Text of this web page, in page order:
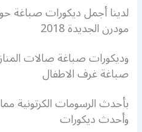
لدينا أجمل ديكورات صباغة
مودرن الجديدة 2018
وديكورات صباغة صالات
صباغة غرف الاطفال
بأحدث الرسومات
وأحدث ديكورات